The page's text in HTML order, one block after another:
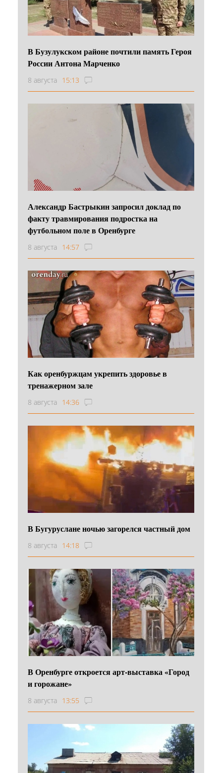
В Бузулукском районе почтили память Героя
России Антона Марченко
8 августа 15:13
Александр Бастрыкин запросил доклад по
факту травмирования подростка на
футбольном поле в Оренбурге
8 августа 14:57
Как оренбуржцам укрепить здоровье в
тренажерном зале
8 августа 14:36
В Бугуруслане ночью загорелся частный дом
8 августа 14:18
В Оренбурге откроется арт-выставка «Город
и горожане»
8 августа 13:55